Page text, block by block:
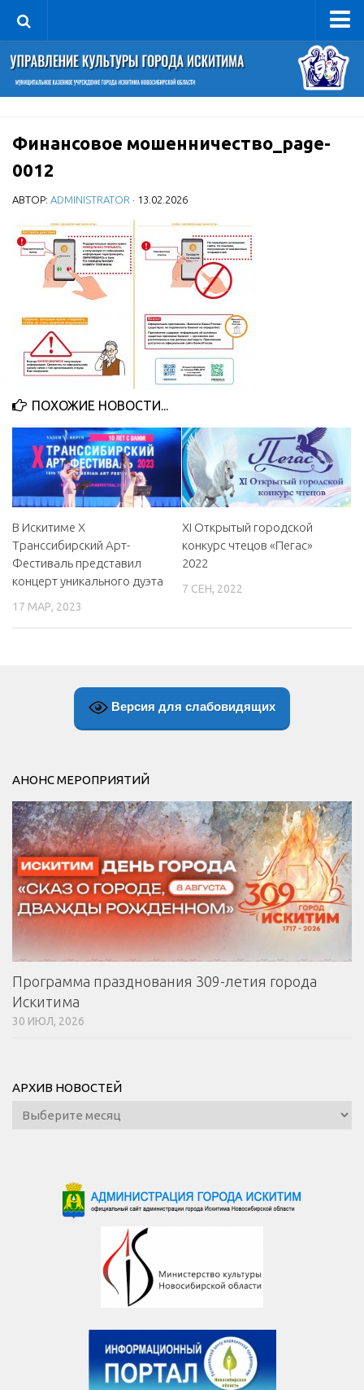
Управление
Руководитель
Структура
Книга почета культуры
Документы
Учредительные документы
Правовая база
Противодействие коррупции
Отчеты о деятельности
Учреждения культуры
МБУ Дом культуры «Молодость»
МБУ Дом культуры «Октябрь»
МБОУ ДО «Детская школа искусств»
МБОУ ДО «Детская музыкальная школа»
МБУК «Искитимский городской историко-художественный
музей»
МБУ Парк культуры и отдыха им. И.В. Коротеева
МБУК «Централизованная библиотечная система»
ДК «Россия»
Финансовое мошенничество_page-
0012
АВТОР: ADMINISTRATOR · 13.02.2026
ПОХОЖИЕ НОВОСТИ...
В Искитиме X
Транссибирский Арт-
Фестиваль представил
концерт уникального дуэта
17 МАР, 2023
XI Открытый городской
конкурс чтецов «Пегас»
2022
7 СЕН, 2022
Версия для слабовидящих
АНОНС МЕРОПРИЯТИЙ
Программа празднования 309-летия города
Искитима
30 ИЮЛ, 2026
АРХИВ НОВОСТЕЙ
Архив
новостей